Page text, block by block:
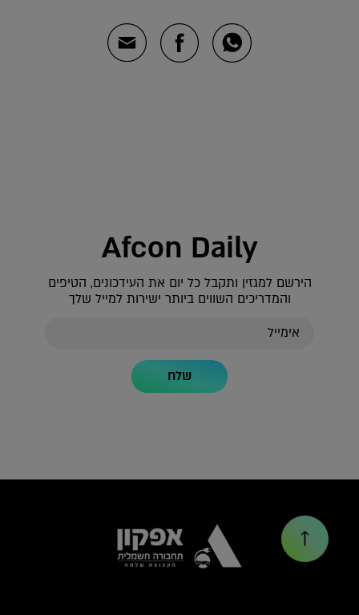
Afcon Daily
הירשם למגזין ותקבל כל יום את העידכונים, הטיפים
והמדריכים השווים ביותר ישירות למייל שלך
שלח